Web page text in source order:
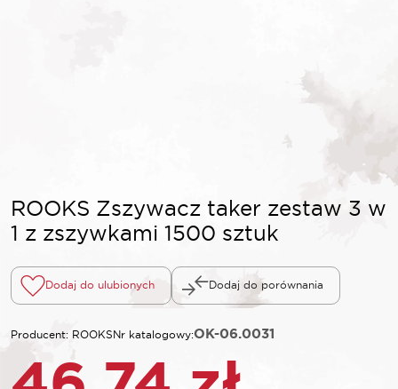
ROOKS Zszywacz taker zestaw 3 w
1 z zszywkami 1500 sztuk
Dodaj do ulubionych Dodaj do porównania
Producent: ROOKSNr katalogowy:OK-06.0031